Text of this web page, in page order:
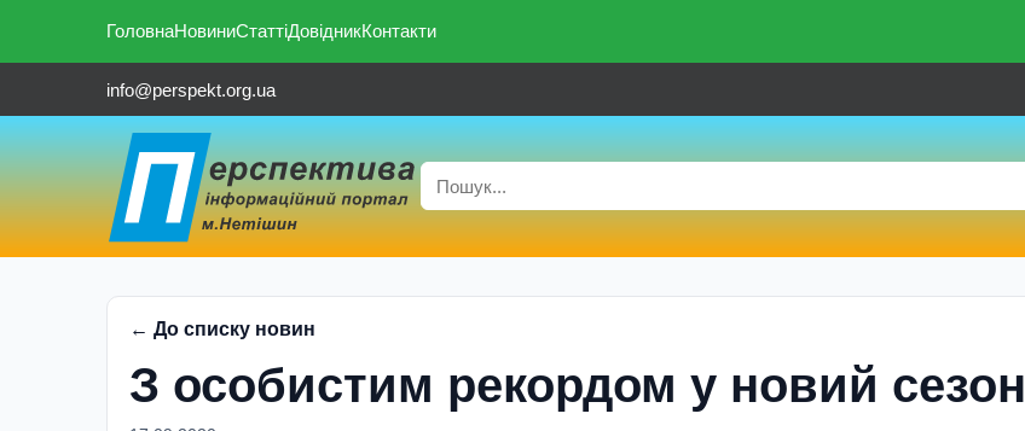
ГоловнаНовиниСтаттіДовідникКонтакти
info@perspekt.org.ua
← До списку новин
З особистим рекордом у новий сезон